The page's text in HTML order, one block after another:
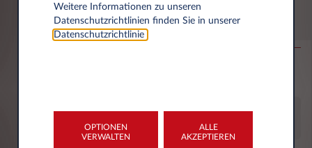
Leapmotor B10
BEV 67.1kWh Life Pro Max
3 MONATE FREI!
Weitere Informationen zu unseren
Datenschutzrichtlinien finden Sie in unserer
Datenschutzrichtlinie.
OPTIONEN
VERWALTEN
ALLE
AKZEPTIEREN